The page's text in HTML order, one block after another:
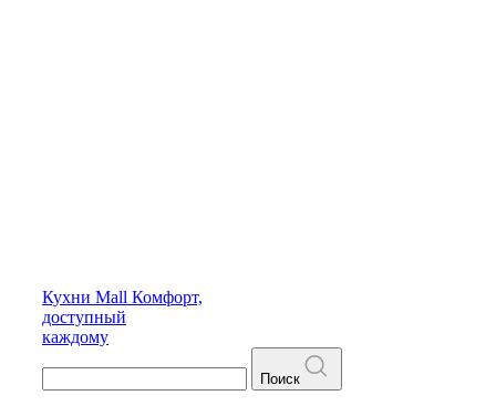
Кухни Mall Комфорт,
доступный
каждому
Поиск